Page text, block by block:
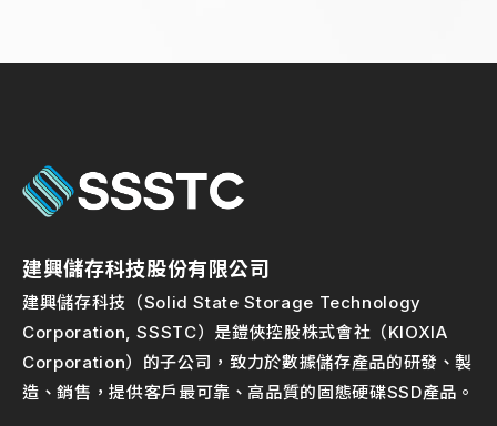
建興儲存科技股份有限公司
建興儲存科技（Solid State Storage Technology
Corporation, SSSTC）是鎧俠控股株式會社（KIOXIA
Corporation）的子公司，致力於數據儲存產品的研發、製
造、銷售，提供客戶最可靠、高品質的固態硬碟SSD產品。